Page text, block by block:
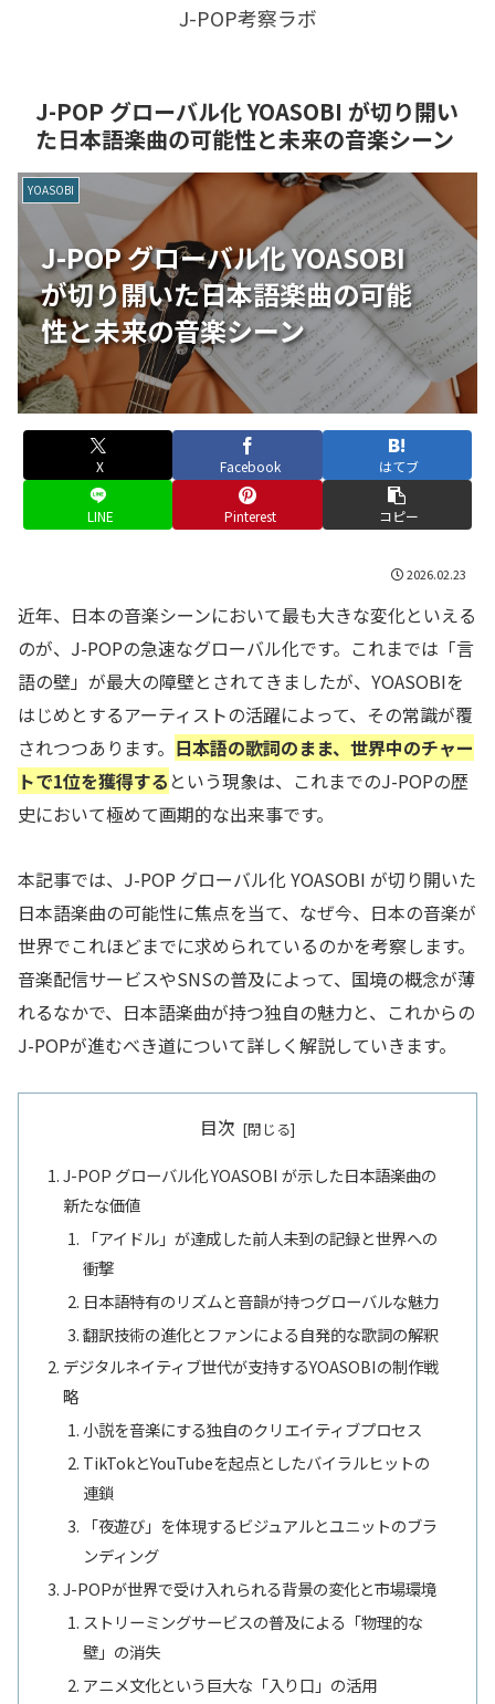
J-POP考察ラボ
J-POP グローバル化 YOASOBI が切り開い
た日本語楽曲の可能性と未来の音楽シーン
J-POP グローバル化 YOASOBI
が切り開いた日本語楽曲の可能
性と未来の音楽シーン
YOASOBI
X Facebook はてブ
LINE Pinterest コピー
2026.02.23
近年、日本の音楽シーンにおいて最も大きな変化といえる
のが、J-POPの急速なグローバル化です。これまでは「言
語の壁」が最大の障壁とされてきましたが、YOASOBIを
はじめとするアーティストの活躍によって、その常識が覆
されつつあります。 日本語の歌詞のまま、世界中のチャー
トで1位を獲得する という現象は、これまでのJ-POPの歴
史において極めて画期的な出来事です。
本記事では、J-POP グローバル化 YOASOBI が切り開いた
日本語楽曲の可能性に焦点を当て、なぜ今、日本の音楽が
世界でこれほどまでに求められているのかを考察します。
音楽配信サービスやSNSの普及によって、国境の概念が薄
れるなかで、日本語楽曲が持つ独自の魅力と、これからの
J-POPが進むべき道について詳しく解説していきます。
目次
J-POP グローバル化 YOASOBI が示した日本語楽曲の
新たな価値
「アイドル」が達成した前人未到の記録と世界への
衝撃
日本語特有のリズムと音韻が持つグローバルな魅力
翻訳技術の進化とファンによる自発的な歌詞の解釈
デジタルネイティブ世代が支持するYOASOBIの制作戦
略
小説を音楽にする独自のクリエイティブプロセス
TikTokとYouTubeを起点としたバイラルヒットの
連鎖
「夜遊び」を体現するビジュアルとユニットのブラ
ンディング
J-POPが世界で受け入れられる背景の変化と市場環境
ストリーミングサービスの普及による「物理的な
壁」の消失
アニメ文化という巨大な「入り口」の活用